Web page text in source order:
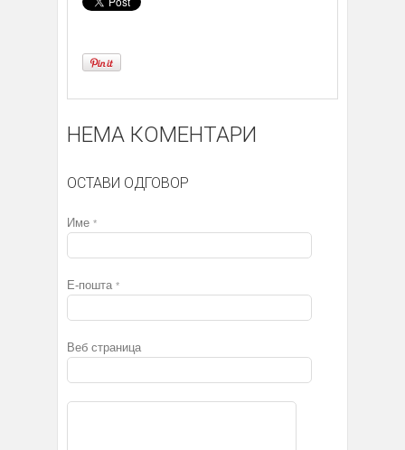
НЕМА КОМЕНТАРИ
ОСТАВИ ОДГОВОР
Име *
Е-пошта *
Веб страница